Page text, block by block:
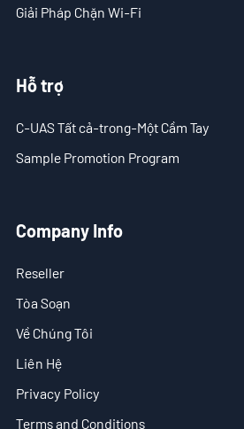
Giải Pháp Chặn Wi-Fi
Hỗ trợ
C-UAS Tất cả-trong-Một Cầm Tay
Sample Promotion Program
Company Info
Reseller
Tòa Soạn
Về Chúng Tôi
Liên Hệ
Privacy Policy
Terms and Conditions